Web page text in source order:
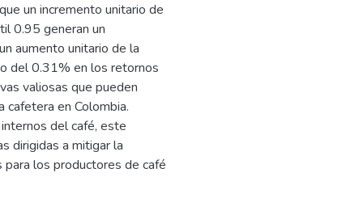
un incremento unitario de
0.95 generan un
aumento unitario de la
del 0.31% en los retornos
valiosas que pueden
cafetera en Colombia.
del café, este
dirigidas a mitigar la
los productores de café